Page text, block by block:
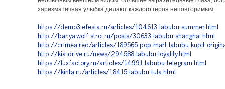
https://demo3.efesta.ru/articles/104613-labubu-summer.html
http://banya.wolf-stroi.ru/posts/30633-labubu-shanghai.html
http://crimea.red/articles/189565-pop-mart-labubu-kupit-
http://kia-drive.ru/news/294588-labubu-loyality.html
https://luxfactory.ru/articles/14991-labubu-telegram.html
https://kinta.ru/articles/18415-labubu-tula.html